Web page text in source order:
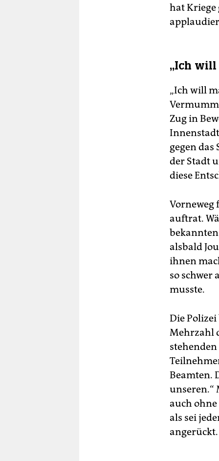
hat Kriege
„Ich will
„Ich will
Zug in
gegen das
der Stadt
diese
Vorneweg
auftrat.
alsbald
ihnen
so schwer
musste.
Die
Mehrzahl
Beamten.
unseren.“
auch
als sei
angerückt.